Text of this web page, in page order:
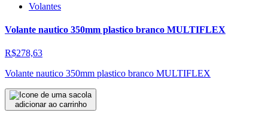
Volantes
Volante nautico 350mm plastico branco MULTIFLEX
R$278,63
Volante nautico 350mm plastico branco MULTIFLEX
adicionar ao carrinho